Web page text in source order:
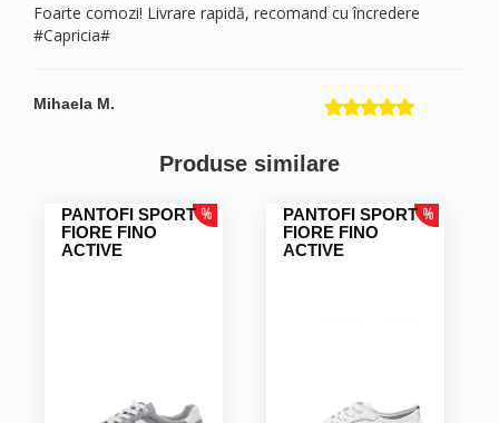
Foarte comozi! Livrare rapidă, recomand cu încredere
#Capricia#
Mihaela M.
Mihaela M.
Foarte comozi! Livrare rapidă, recomand cu încredere
Produse similare
PANTOFI SPORT
FIORE FINO
ACTIVE
PANTOFI SPORT
FIORE FINO
ACTIVE